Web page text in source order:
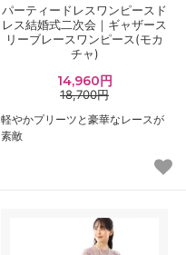
パーティードレスワンピースド
レス結婚式二次会｜ギャザース
リーブレースワンピース(モカ
チャ)
14,960円
18,700円
軽やかプリーツと豪華なレースが
素敵